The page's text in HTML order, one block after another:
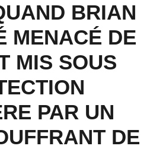
BRIAN
MENACÉ DE
MIS SOUS
PAR UN
DE